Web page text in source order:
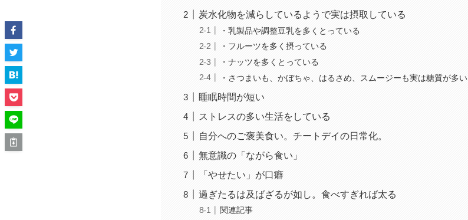
炭水化物を減らしているようで実は摂取している
・乳製品や調整豆乳を多くとっている
・フルーツを多く摂っている
・ナッツを多くとっている
・さつまいも、かぼちゃ、はるさめ、スムージーも実は糖質が多い
睡眠時間が短い
ストレスの多い生活をしている
自分へのご褒美食い。チートデイの日常化。
無意識の「ながら食い」
「やせたい」が口癖
過ぎたるは及ばざるが如し。食べすぎれば太る
関連記事